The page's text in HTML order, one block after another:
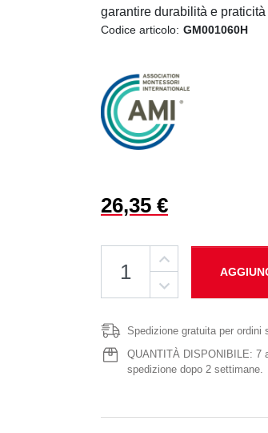
garantire durabilità e
Codice articolo: GM001060H
26,35 €
Spedizione gratuita per ordini
QUANTITÀ DISPONIBILE: 7
spedizione dopo 2 settimane.